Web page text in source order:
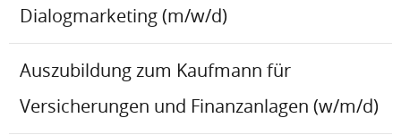
Dialogmarketing (m/w/d)
Auszubildung zum Kaufmann für
Versicherungen und Finanzanlagen (w/m/d)